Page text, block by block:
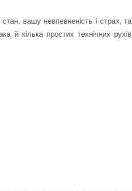
вашу невпевненість і страх, та
й кілька простих технічних рухів